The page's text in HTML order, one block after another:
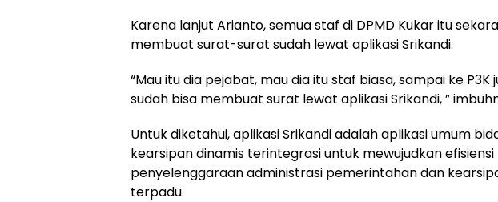
Karena lanjut Arianto, semua staf di DPMD Kukar itu
membuat surat-surat sudah lewat aplikasi Srikandi.
“Mau itu dia pejabat, mau dia itu staf biasa, sampai ke P3K
sudah bisa membuat surat lewat aplikasi Srikandi, ”
Untuk diketahui, aplikasi Srikandi adalah aplikasi umum
kearsipan dinamis terintegrasi untuk mewujudkan efisiensi
penyelenggaraan administrasi pemerintahan dan
terpadu.